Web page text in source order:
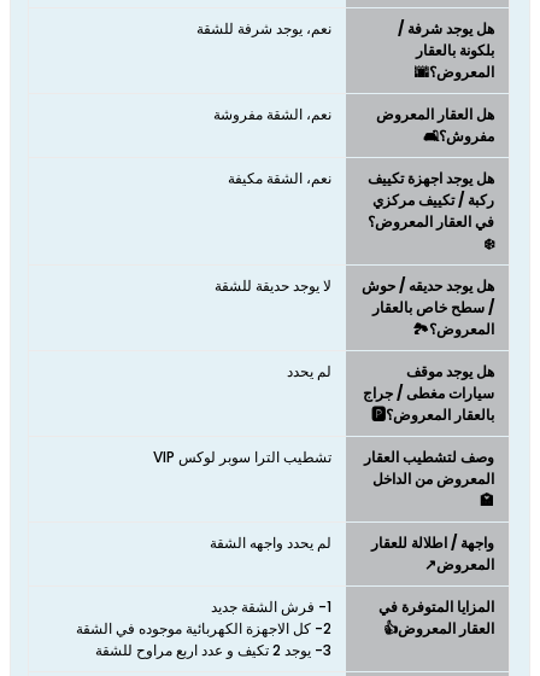
هل يوجد شرفة /
بلكونة بالعقار
المعروض؟🌆
نعم، يوجد شرفة للشقة
هل العقار المعروض
مفروش؟🛋️
نعم، الشقة مفروشة
هل يوجد اجهزة تكييف
ركبة / تكييف مركزي
في العقار المعروض؟
❄️
نعم، الشقة مكيفة
هل يوجد حديقه / حوش
/ سطح خاص بالعقار
المعروض؟🏞️
لا يوجد حديقة للشقة
هل يوجد موقف
سيارات مغطى / جراج
بالعقار المعروض؟🅿️
لم يحدد
وصف لتشطيب العقار
المعروض من الداخل
🏩
تشطيب الترا سوبر لوكس VIP
واجهة / اطلالة للعقار
المعروض↗️
لم يحدد واجهه الشقة
المزايا المتوفرة في
العقار المعروض👍
3- يوجد 2 تكيف و عدد اربع مراوح للشقة